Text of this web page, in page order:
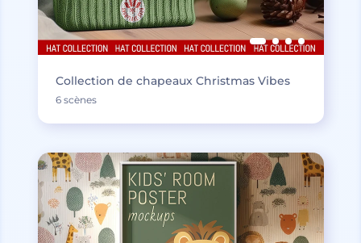
Collection de chapeaux Christmas Vibes
6 scènes